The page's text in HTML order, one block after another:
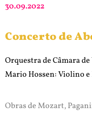
30.09.2022
Concerto de
Orquestra de Câmara
Mario Hossen: Violino
Obras de Mozart,